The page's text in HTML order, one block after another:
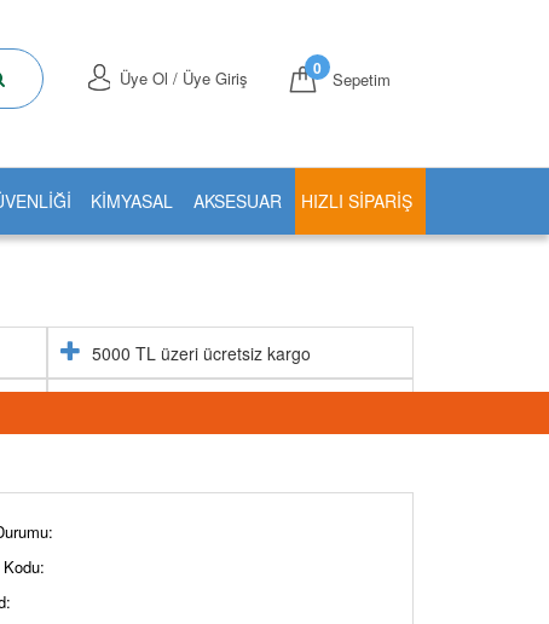
Sepetim
0
Üye Ol / Üye Giriş
KİMYASAL AKSESUAR HIZLI SIPARIŞ
5000 TL üzeri ücretsiz kargo